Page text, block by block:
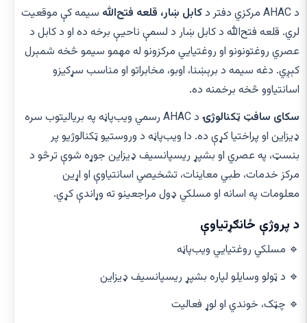
د AHAC مرکزي دفتر د
کابل ښار، قلعه فتح‌الله سیمه کې موقعیت
لري. قلعه فتح‌الله د کابل ښار د لسمې ناحیې برخه ده او د کابل د
عصري روغتونونو او روغتیايي مرکزونو له مهمو سیمو څخه شمېرل
کېږي. دغه سیمه د برېښنا، اوبو، مخابراتو او مناسب سړکیزو
اسانتیاوو څخه برخمنه ده.
سکای سافټ ټکنالوژۍ
د AHAC رسمي ویب‌پاڼه په بریالیتوب سره
ډیزاین او پراختیا کړې ده. دا ویب‌پاڼه د وروستیو ټکنالوژیو پر
بنسټ، په عصري او بشپړ ریسپانسیف ډیزاین جوړه شوې ترڅو د
مرکز خدمات، طبي معاینات، تشخیصي اسانتیاوې او اړین
معلومات په اسانه او مسلکي ډول مراجعینو ته وړاندې کړي.
د پروژې ځانګړتیاوې
🔹 مسلکي روغتیايي ویب‌پاڼه
🔹 د ټولو وسایلو لپاره بشپړ ریسپانسیف ډیزاین
🔹 چټک، خوندي او لوړ فعالیت